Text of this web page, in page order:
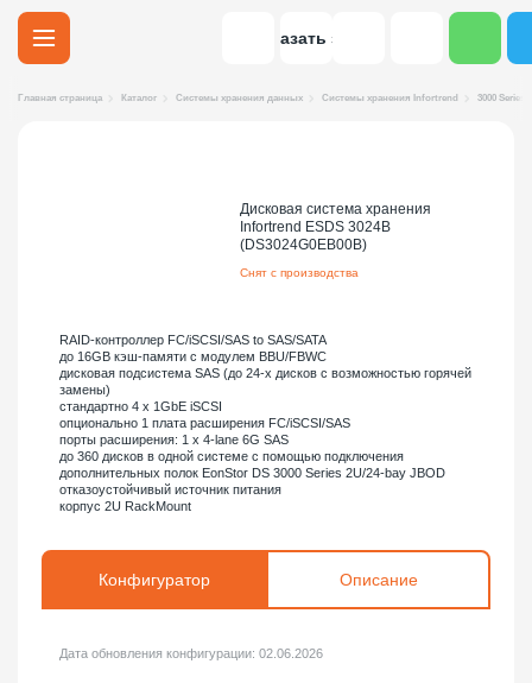
Заказать звонок
Главная страница Каталог Системы хранения данных Системы хранения Infortrend 3000 Series
Дисковая система хранения
Infortrend ESDS 3024B
(DS3024G0EB00B)
Снят с производства
RAID-контроллер FC/iSCSI/SAS to SAS/SATA
до 16GB кэш-памяти с модулем BBU/FBWC
дисковая подсистема SAS (до 24-х дисков с возможностью горячей
замены)
стандартно 4 x 1GbE iSCSI
опционально 1 плата расширения FC/iSCSI/SAS
порты расширения: 1 x 4-lane 6G SAS
до 360 дисков в одной системе с помощью подключения
дополнительных полок EonStor DS 3000 Series 2U/24-bay JBOD
отказоустойчивый источник питания
корпус 2U RackMount
Конфигуратор Описание
Дата обновления конфигурации: 02.06.2026